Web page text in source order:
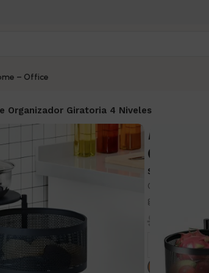
– Office
Organizador Giratoria 4 Niveles
Mueble
SKU:
Organiza
giratorio,